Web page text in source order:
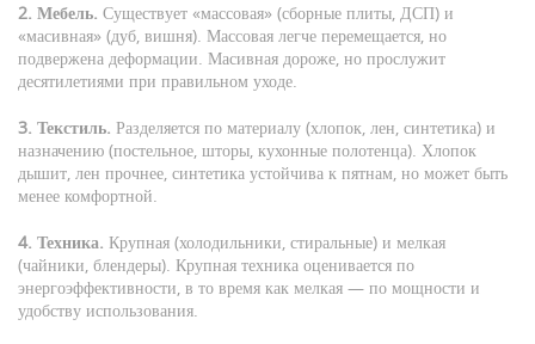
2. Мебель. Существует «массовая» (сборные плиты, ДСП) и
«масивная» (дуб, вишня). Массовая легче перемещается, но
подвержена деформации. Масивная дороже, но прослужит
десятилетиями при правильном уходе.
3. Текстиль. Разделяется по материалу (хлопок, лен, синтетика) и
назначению (постельное, шторы, кухонные полотенца). Хлопок
дышит, лен прочнее, синтетика устойчива к пятнам, но может быть
менее комфортной.
4. Техника. Крупная (холодильники, стиральные) и мелкая
(чайники, блендеры). Крупная техника оценивается по
энергоэффективности, в то время как мелкая — по мощности и
удобству использования.